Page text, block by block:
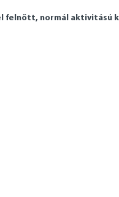
felnőtt, normál aktivitású